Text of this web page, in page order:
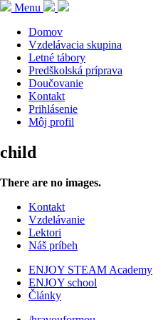
Menu
Domov
Vzdelávacia skupina
Letné tábory
Predškolská príprava
Doučovanie
Kontakt
Prihlásenie
Môj profil
child
There are no images.
Kontakt
Vzdelávanie
Lektori
Náš príbeh
ENJOY STEAM Academy
ENJOY school
Články